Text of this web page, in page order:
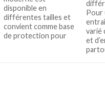
disponible en
différentes tailles et
convient comme base
de protection pour
Pour
varié
et